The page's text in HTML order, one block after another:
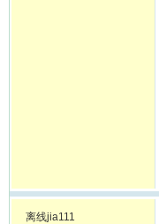
离线jia111